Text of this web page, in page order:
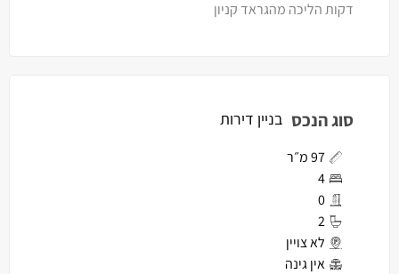
דקות הליכה מהגראד קניון
סוג הנכס בניין דירות
97 מ״ר
4
0
2
לא צויין
אין גינה